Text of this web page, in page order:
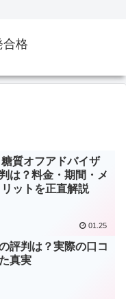
合格
糖質オフアドバイザ
は？料金・期間・メ
ットを正直解説
01.25
評判は？実際の口コ
真実